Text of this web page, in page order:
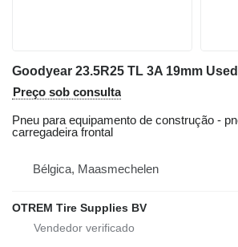
Goodyear 23.5R25 TL 3A 19mm
Preço sob consulta
Pneu para equipamento de construção -
carregadeira frontal
Bélgica, Maasmechelen
OTREM Tire Supplies BV